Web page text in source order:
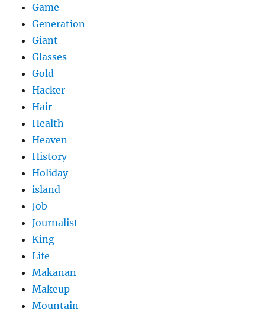
Game
Generation
Giant
Glasses
Gold
Hacker
Hair
Health
Heaven
History
Holiday
island
Job
Journalist
King
Life
Makanan
Makeup
Mountain